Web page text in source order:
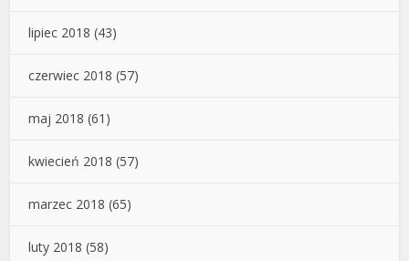
lipiec 2018 (43)
czerwiec 2018 (57)
maj 2018 (61)
kwiecień 2018 (57)
marzec 2018 (65)
luty 2018 (58)